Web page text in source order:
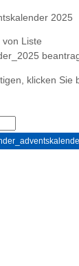
2025
von Liste
klicken Sie